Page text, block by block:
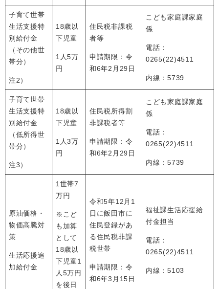
子育て世帯
生活支援特
別給付金
（その他世
帯分）
注2）
18歳以
下児童
1人5万
円
住民税非課税
者等
申請期限：令
和6年2月29日
こども家庭課家庭
係
電話：
0265(22)4511
内線：5739
子育て世帯
生活支援特
別給付金
（低所得世
帯分）
注3）
18歳以
下児童
1人3万
円
住民税所得割
非課税者等
申請期限：令
和6年2月29日
こども家庭課家庭
係
電話：
0265(22)4511
内線：5739
原油価格・
物価高騰対
策
生活応援追
加給付金
1世帯7
万円
※こど
も加算
として
18歳以
下児童1
人5万円
を後日
令和5年12月1
日に飯田市に
住民登録があ
る住民税非課
税世帯
申請期限：令
和6年3月15日
福祉課生活応援給
付金担当
電話：
0265(22)4511
内線：5103